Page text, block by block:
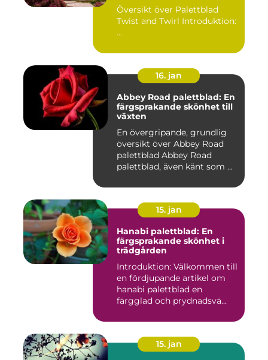
Översikt över Palettblad
Twist and Twirl Introduktion:
...
16. jan
Abbey Road palettblad: En
färgsprakande skönhet till
växten
En övergripande, grundlig
översikt över Abbey Road
palettblad Abbey Road
palettblad, även känt som ...
15. jan
Hanabi palettblad: En
färgsprakande skönhet i
trädgården
Introduktion: Välkommen till
en fördjupande artikel om
hanabi palettblad en
färgglad och prydnadsvä...
15. jan